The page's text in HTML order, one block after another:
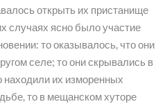
открыть их пристанище
случаях ясно было участие
то оказывалось, что они
селе; то они скрывались в
находили их изморенных
то в мещанском хуторе